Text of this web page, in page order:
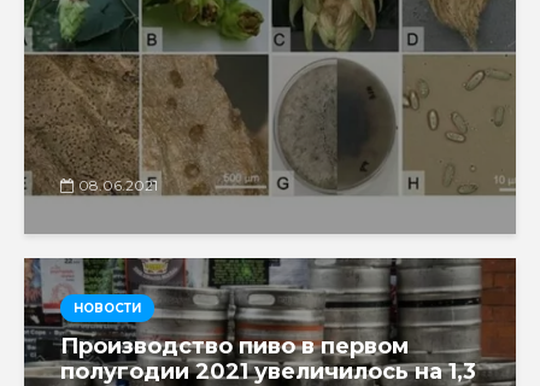
08.06.2021
НОВОСТИ
Производство пиво в первом
полугодии 2021 увеличилось на 1,3